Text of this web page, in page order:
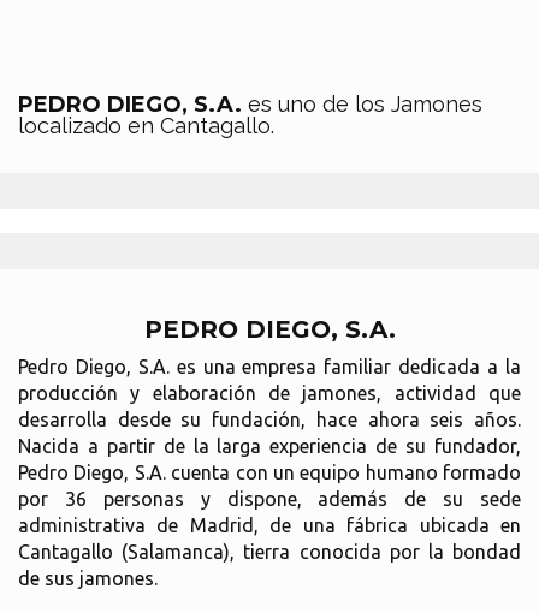
PEDRO DIEGO, S.A. es uno de los Jamones
localizado en Cantagallo.
PEDRO DIEGO, S.A.
Pedro Diego, S.A. es una empresa familiar dedicada a la
producción y elaboración de jamones, actividad que
desarrolla desde su fundación, hace ahora seis años.
Nacida a partir de la larga experiencia de su fundador,
Pedro Diego, S.A. cuenta con un equipo humano formado
por 36 personas y dispone, además de su sede
administrativa de Madrid, de una fábrica ubicada en
Cantagallo (Salamanca), tierra conocida por la bondad
de sus jamones.